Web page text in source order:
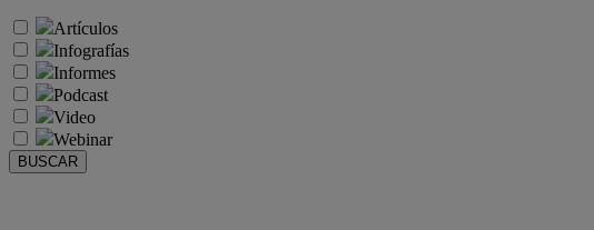
Artículos
Infografías
Informes
Podcast
Video
Webinar
BUSCAR